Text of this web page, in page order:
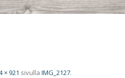
× 921 sivulla IMG_2127.